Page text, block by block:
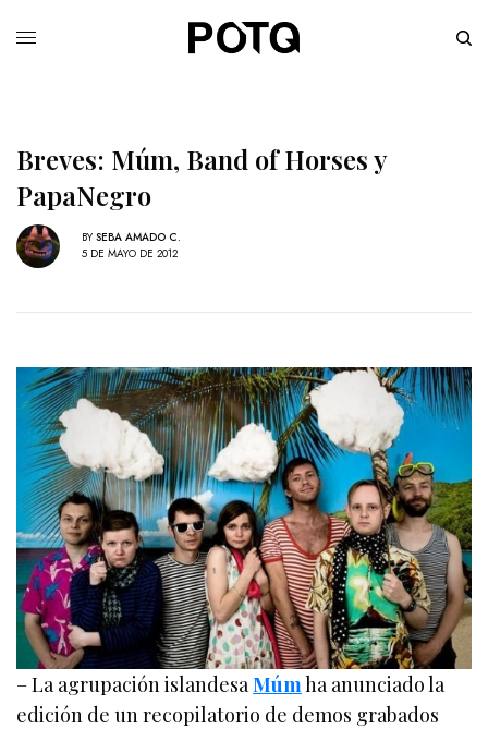
Breves: Múm, Band of Horses y
PapaNegro
BY SEBA AMADO C.
5 DE MAYO DE 2012
– La agrupación islandesaMúmha anunciado la
edición de un recopilatorio de demos grabados